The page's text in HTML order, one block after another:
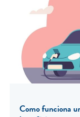
Como funciona